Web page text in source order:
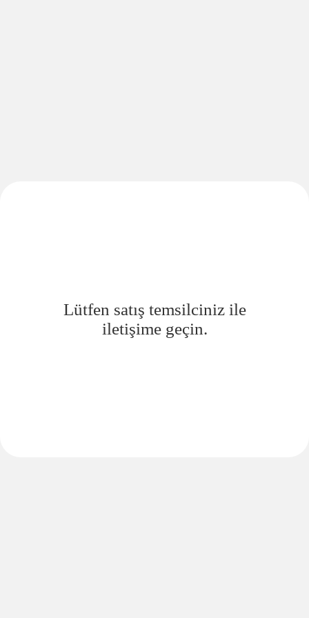
Lütfen satış temsilciniz ile
iletişime geçin.